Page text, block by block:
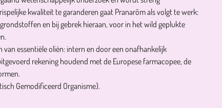
kwaliteit te garanderen gaat Pranarôm als volgt te werk:
en bij gebrek hieraan, voor in het wild geplukte
van essentiële oliën: intern en door een onafhankelijk
rekening houdend met de Europese farmacopee, de
Gemodificeerd Organisme).